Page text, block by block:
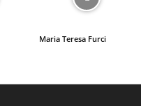
Maria Teresa Furci